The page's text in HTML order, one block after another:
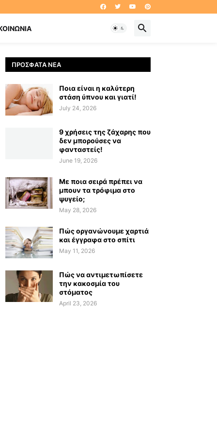
ΠΡΌΣΦΑΤΑ ΝΈΑ
Ποια είναι η καλύτερη
στάση ύπνου και γιατί!
July 24, 2026
9 χρήσεις της ζάχαρης που
δεν μπορούσες να
φανταστείς!
June 19, 2026
Με ποια σειρά πρέπει να
μπουν τα τρόφιμα στο
ψυγείο;
May 28, 2026
Πώς οργανώνουμε χαρτιά
και έγγραφα στο σπίτι
May 11, 2026
Πώς να αντιμετωπίσετε
την κακοσμία του
στόματος
April 23, 2026